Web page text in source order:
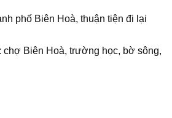
phố Biên Hoà, thuận tiện đi lại
chợ Biên Hoà, trường học, bờ sông,